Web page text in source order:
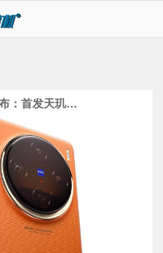
3999元起，vivo X100/X100 Pro发布：首发天玑9300，全系潜望微距长焦